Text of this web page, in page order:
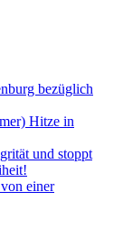
bezüglich
Hitze in
und stoppt
einer